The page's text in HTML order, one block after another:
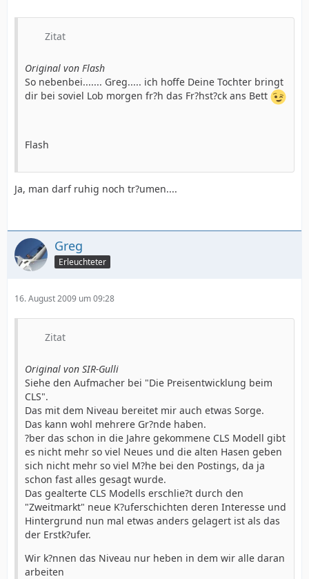
Zitat
Original von Flash
So nebenbei....... Greg..... ich hoffe Deine Tochter bringt
dir bei soviel Lob morgen fr?h das Fr?hst?ck ans Bett
Flash
Ja, man darf ruhig noch tr?umen....
Greg
Erleuchteter
16. August 2009 um 09:28
Zitat
Original von SIR-Gulli
Siehe den Aufmacher bei "Die Preisentwicklung beim
CLS".
Das mit dem Niveau bereitet mir auch etwas Sorge.
Das kann wohl mehrere Gr?nde haben.
?ber das schon in die Jahre gekommene CLS Modell gibt
es nicht mehr so viel Neues und die alten Hasen geben
sich nicht mehr so viel M?he bei den Postings, da ja
schon fast alles gesagt wurde.
Das gealterte CLS Modells erschlie?t durch den
"Zweitmarkt" neue K?uferschichten deren Interesse und
Hintergrund nun mal etwas anders gelagert ist als das
der Erstk?ufer.
Wir k?nnen das Niveau nur heben in dem wir alle daran
arbeiten